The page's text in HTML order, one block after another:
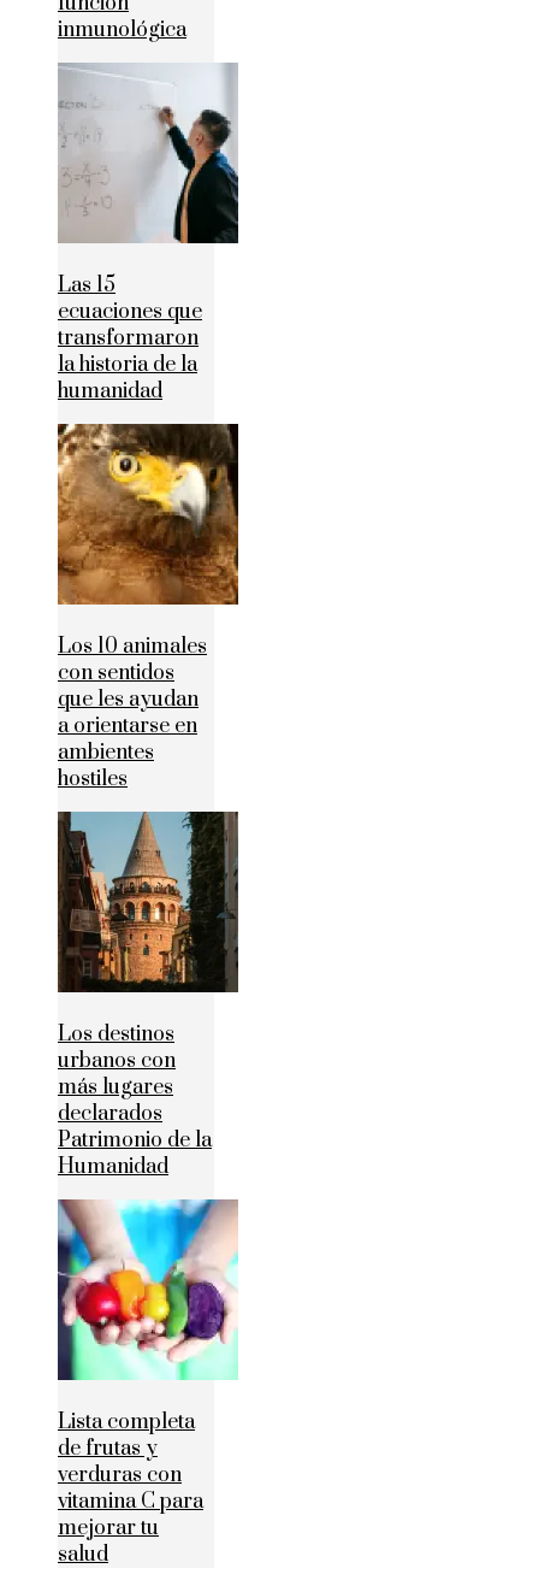
inmunológica
Las 15
ecuaciones que
transformaron
la historia de la
humanidad
Los 10 animales
con sentidos
que les ayudan
a orientarse en
ambientes
hostiles
Los destinos
urbanos con
más lugares
declarados
Patrimonio de la
Humanidad
Lista completa
de frutas y
verduras con
vitamina C para
mejorar tu
salud